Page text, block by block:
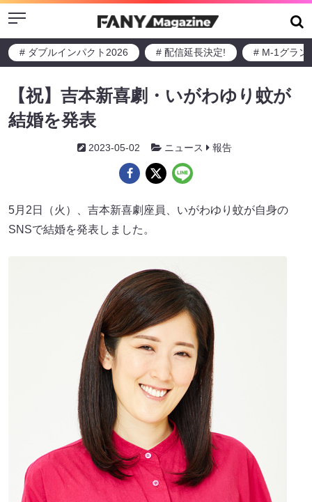
Menu
# ダブルインパクト2026 # 配信延長決定! # M-1グラン
【祝】吉本新喜劇・いがわゆり蚊が
結婚を発表
2023-05-02 ニュース 報告
5月2日（火）、吉本新喜劇座員、いがわゆり蚊が自身の
SNSで結婚を発表しました。